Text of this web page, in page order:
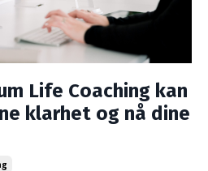
Life Coaching kan
klarhet og nå dine